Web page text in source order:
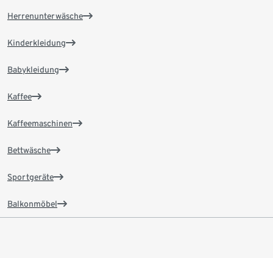
Herrenunterwäsche
Kinderkleidung
Babykleidung
Kaffee
Kaffeemaschinen
Bettwäsche
Sportgeräte
Balkonmöbel